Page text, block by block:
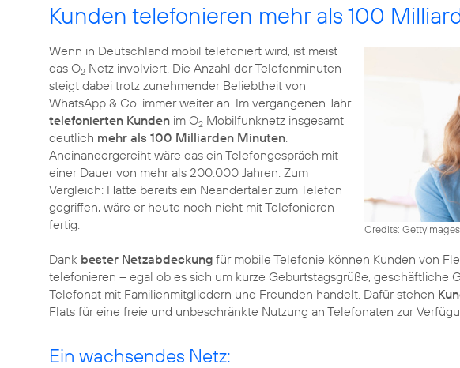
Kunden telefonieren mehr als 100
Credits: Gettyimages
Wenn in Deutschland mobil telefoniert wird, ist meist
das O2 Netz involviert. Die Anzahl der Telefonminuten
steigt dabei trotz zunehmender Beliebtheit von
WhatsApp & Co. immer weiter an. Im vergangenen Jahr
telefonierten Kunden im O2 Mobilfunknetz insgesamt
deutlich mehr als 100 Milliarden Minuten.
Aneinandergereiht wäre das ein Telefongespräch mit
einer Dauer von mehr als 200.000 Jahren. Zum
Vergleich: Hätte bereits ein Neandertaler zum Telefon
gegriffen, wäre er heute noch nicht mit Telefonieren
fertig.
Dank bester Netzabdeckung für mobile Telefonie können Kunden von
telefonieren – egal ob es sich um kurze Geburtstagsgrüße, geschäftliche
Telefonat mit Familienmitgliedern und Freunden handelt. Dafür stehen
Flats für eine freie und unbeschränkte Nutzung an Telefonaten zur
Ein wachsendes Netz: